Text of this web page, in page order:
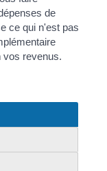
de
ce qui n'est pas
vos revenus.